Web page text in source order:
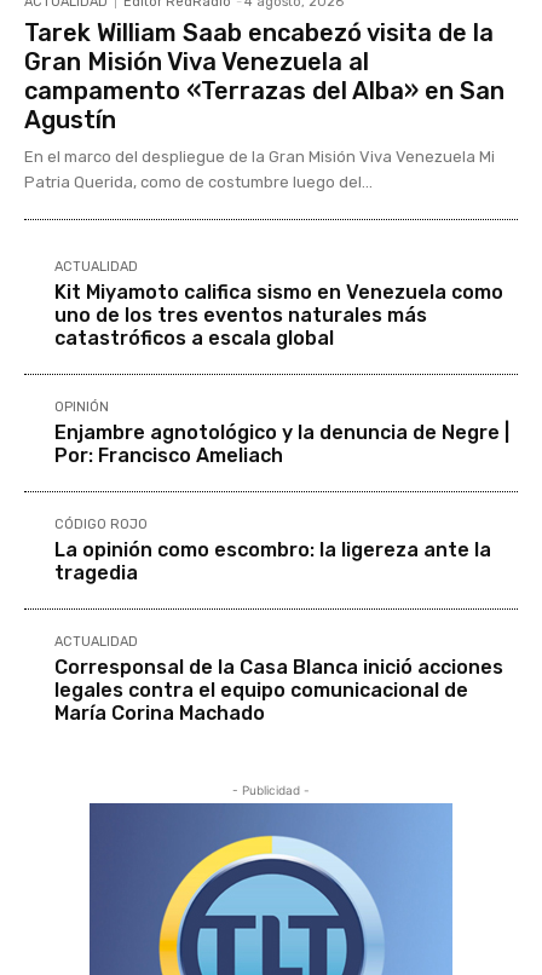
Tarek William Saab encabezó visita de la
Gran Misión Viva Venezuela al
campamento «Terrazas del Alba» en San
Agustín
En el marco del despliegue de la Gran Misión Viva Venezuela Mi
Patria Querida, como de costumbre luego del...
ACTUALIDAD
Kit Miyamoto califica sismo en Venezuela como
uno de los tres eventos naturales más
catastróficos a escala global
OPINIÓN
Enjambre agnotológico y la denuncia de Negre |
Por: Francisco Ameliach
CÓDIGO ROJO
La opinión como escombro: la ligereza ante la
tragedia
ACTUALIDAD
Corresponsal de la Casa Blanca inició acciones
legales contra el equipo comunicacional de
María Corina Machado
- Publicidad -